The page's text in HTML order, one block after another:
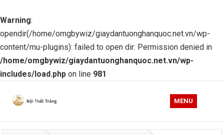
Warning:
opendir(/home/omgbywiz/giaydantuonghanquoc.net.vn/wp-
content/mu-plugins): failed to open dir: Permission denied in
/home/omgbywiz/giaydantuonghanquoc.net.vn/wp-
includes/load.php on line 981
MENU